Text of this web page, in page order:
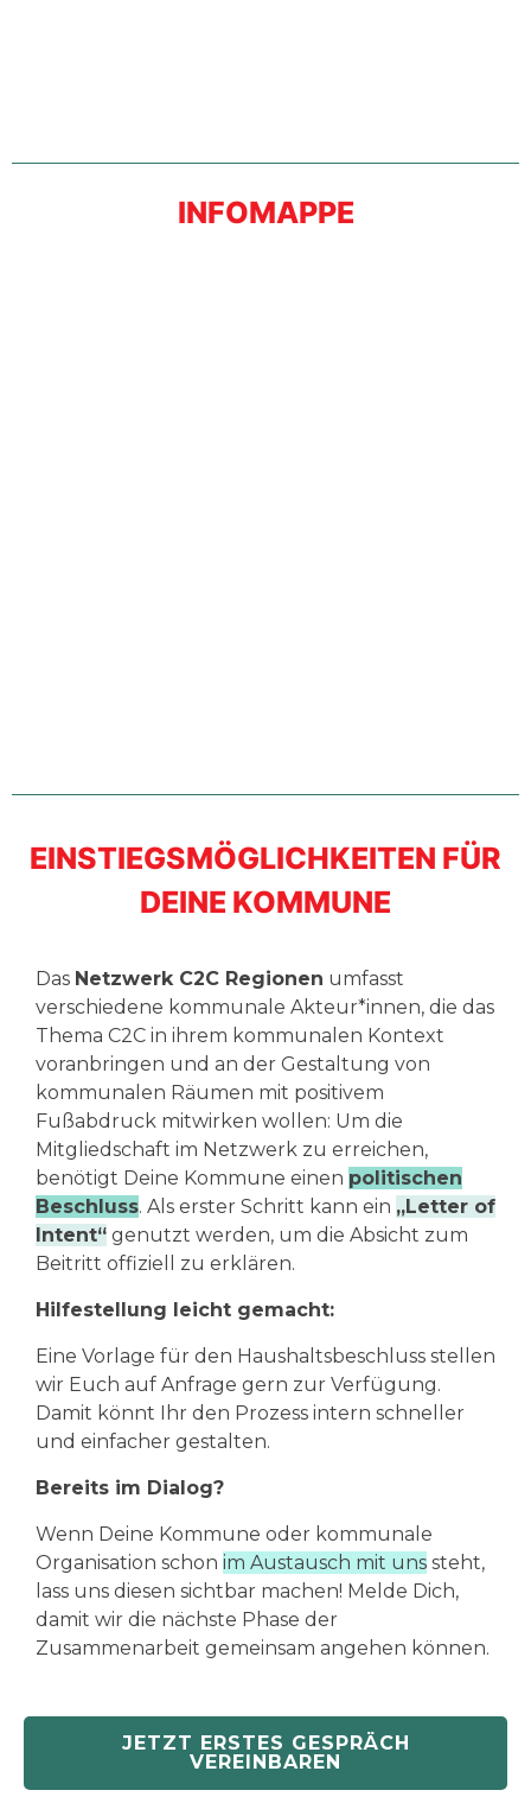
INFOMAPPE
EINSTIEGSMÖGLICHKEITEN FÜR
DEINE KOMMUNE
Das Netzwerk C2C Regionen umfasst
verschiedene kommunale Akteur*innen, die das
Thema C2C in ihrem kommunalen Kontext
voranbringen und an der Gestaltung von
kommunalen Räumen mit positivem
Fußabdruck mitwirken wollen: Um die
Mitgliedschaft im Netzwerk zu erreichen,
benötigt Deine Kommune einen politischen
Beschluss. Als erster Schritt kann ein „Letter of
Intent“ genutzt werden, um die Absicht zum
Beitritt offiziell zu erklären.
Hilfestellung leicht gemacht:
Eine Vorlage für den Haushaltsbeschluss stellen
wir Euch auf Anfrage gern zur Verfügung.
Damit könnt Ihr den Prozess intern schneller
und einfacher gestalten.
Bereits im Dialog?
Wenn Deine Kommune oder kommunale
Organisation schon im Austausch mit uns steht,
lass uns diesen sichtbar machen! Melde Dich,
damit wir die nächste Phase der
Zusammenarbeit gemeinsam angehen können.
JETZT ERSTES GESPRÄCH
VEREINBAREN